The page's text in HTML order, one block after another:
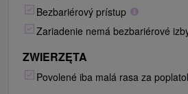
Bezbariérový prístup
Zariadenie nemá bezbariérové
ZWIERZĘTA
Povolené iba malá rasa za